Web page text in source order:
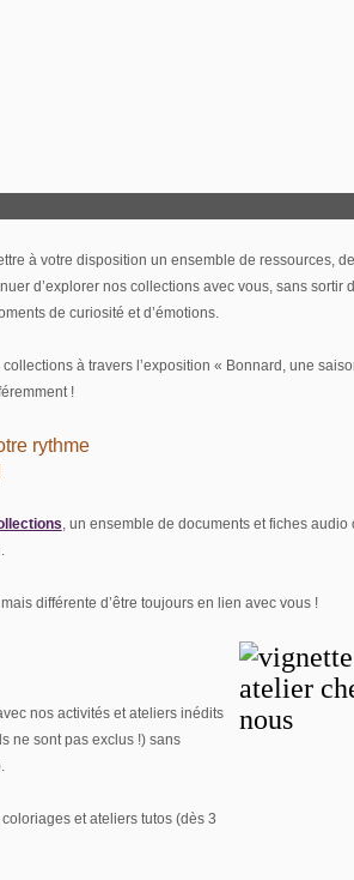
à votre disposition un ensemble de ressources,
d’explorer nos collections avec vous, sans sortir
de curiosité et d’émotions.
à travers l’exposition « Bonnard, une
!
rythme
, un ensemble de documents et fiches audio
différente d’être toujours en lien avec vous !
nos activités et ateliers inédits
ne sont pas exclus !) sans
et ateliers tutos (dès 3